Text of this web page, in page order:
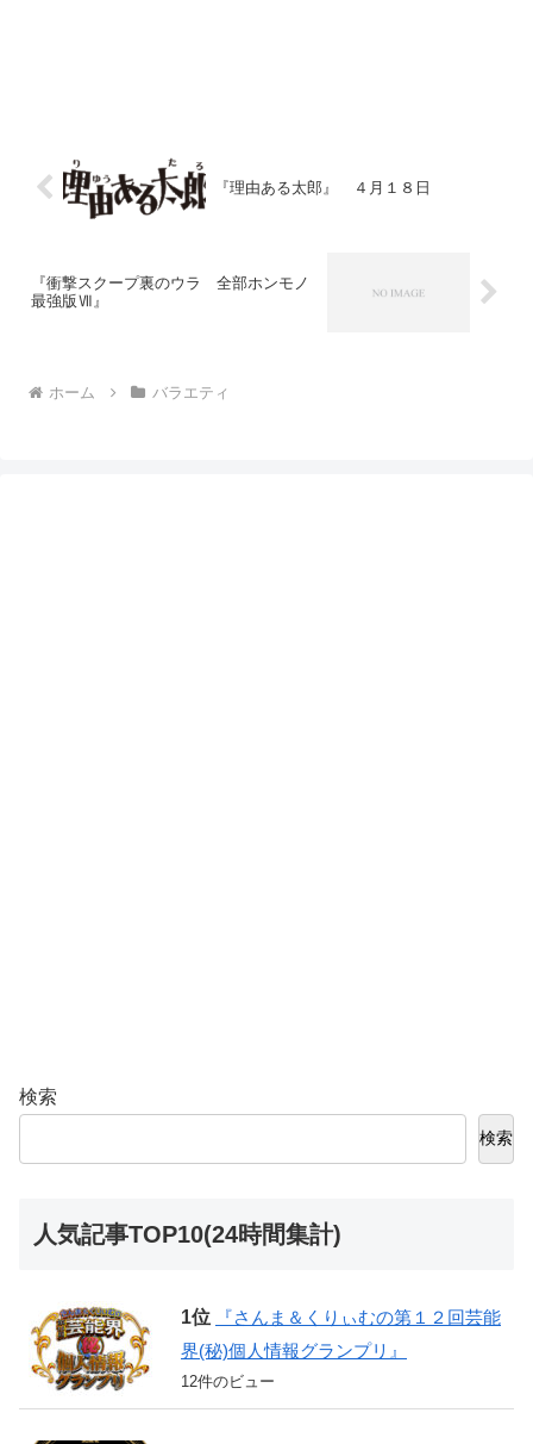
『理由ある太郎』 ４月１８日
『衝撃スクープ裏のウラ 全部ホンモノ
最強版Ⅶ』
ホーム バラエティ
検索
検索
人気記事TOP10(24時間集計)
『さんま＆くりぃむの第１２回芸能
界(秘)個人情報グランプリ』
12件のビュー